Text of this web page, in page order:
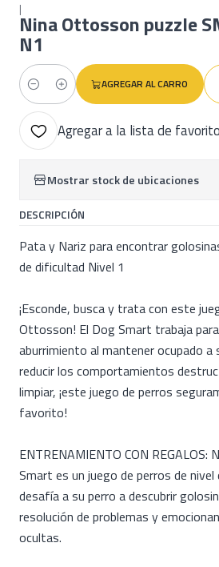
|
Nina Ottosson puzzle
N1
Cantidad
AGREGAR AL CARRO
Agregar a la lista de
Mostrar stock de ubicaciones
DESCRIPCIÓN
Pata y Nariz para encontrar
de dificultad Nivel 1
¡Esconde, busca y trata con este
Ottosson! El Dog Smart trabaja
aburrimiento al mantener ocupado a
reducir los comportamientos
limpiar, ¡este juego de perros
favorito!
ENTRENAMIENTO CON
Smart es un juego de perros de nivel
desafía a su perro a descubrir
resolución de problemas y
ocultas.